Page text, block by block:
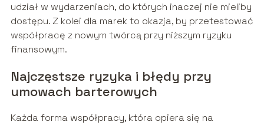
udział w wydarzeniach, do których inaczej nie mieliby
dostępu. Z kolei dla marek to okazja, by przetestować
współpracę z nowym twórcą przy niższym ryzyku
finansowym.
Najczęstsze ryzyka i błędy przy
umowach barterowych
Każda forma współpracy, która opiera się na